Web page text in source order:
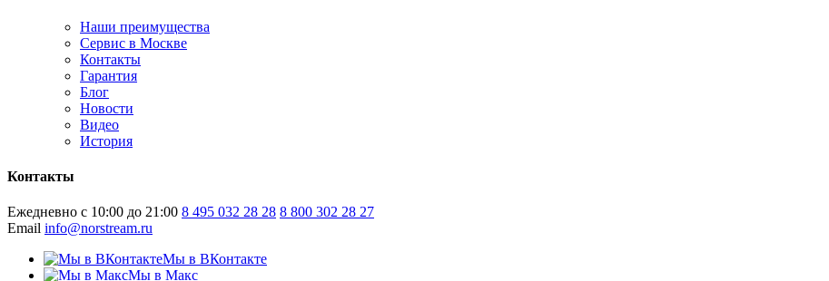
Наши преимущества
Сервис в Москве
Контакты
Гарантия
Блог
Новости
Видео
История
Контакты
Ежедневно с 10:00 до 21:00 8 495 032 28 28 8 800 302 28 27
Email info@norstream.ru
Мы в ВКонтакте
Мы в Макс